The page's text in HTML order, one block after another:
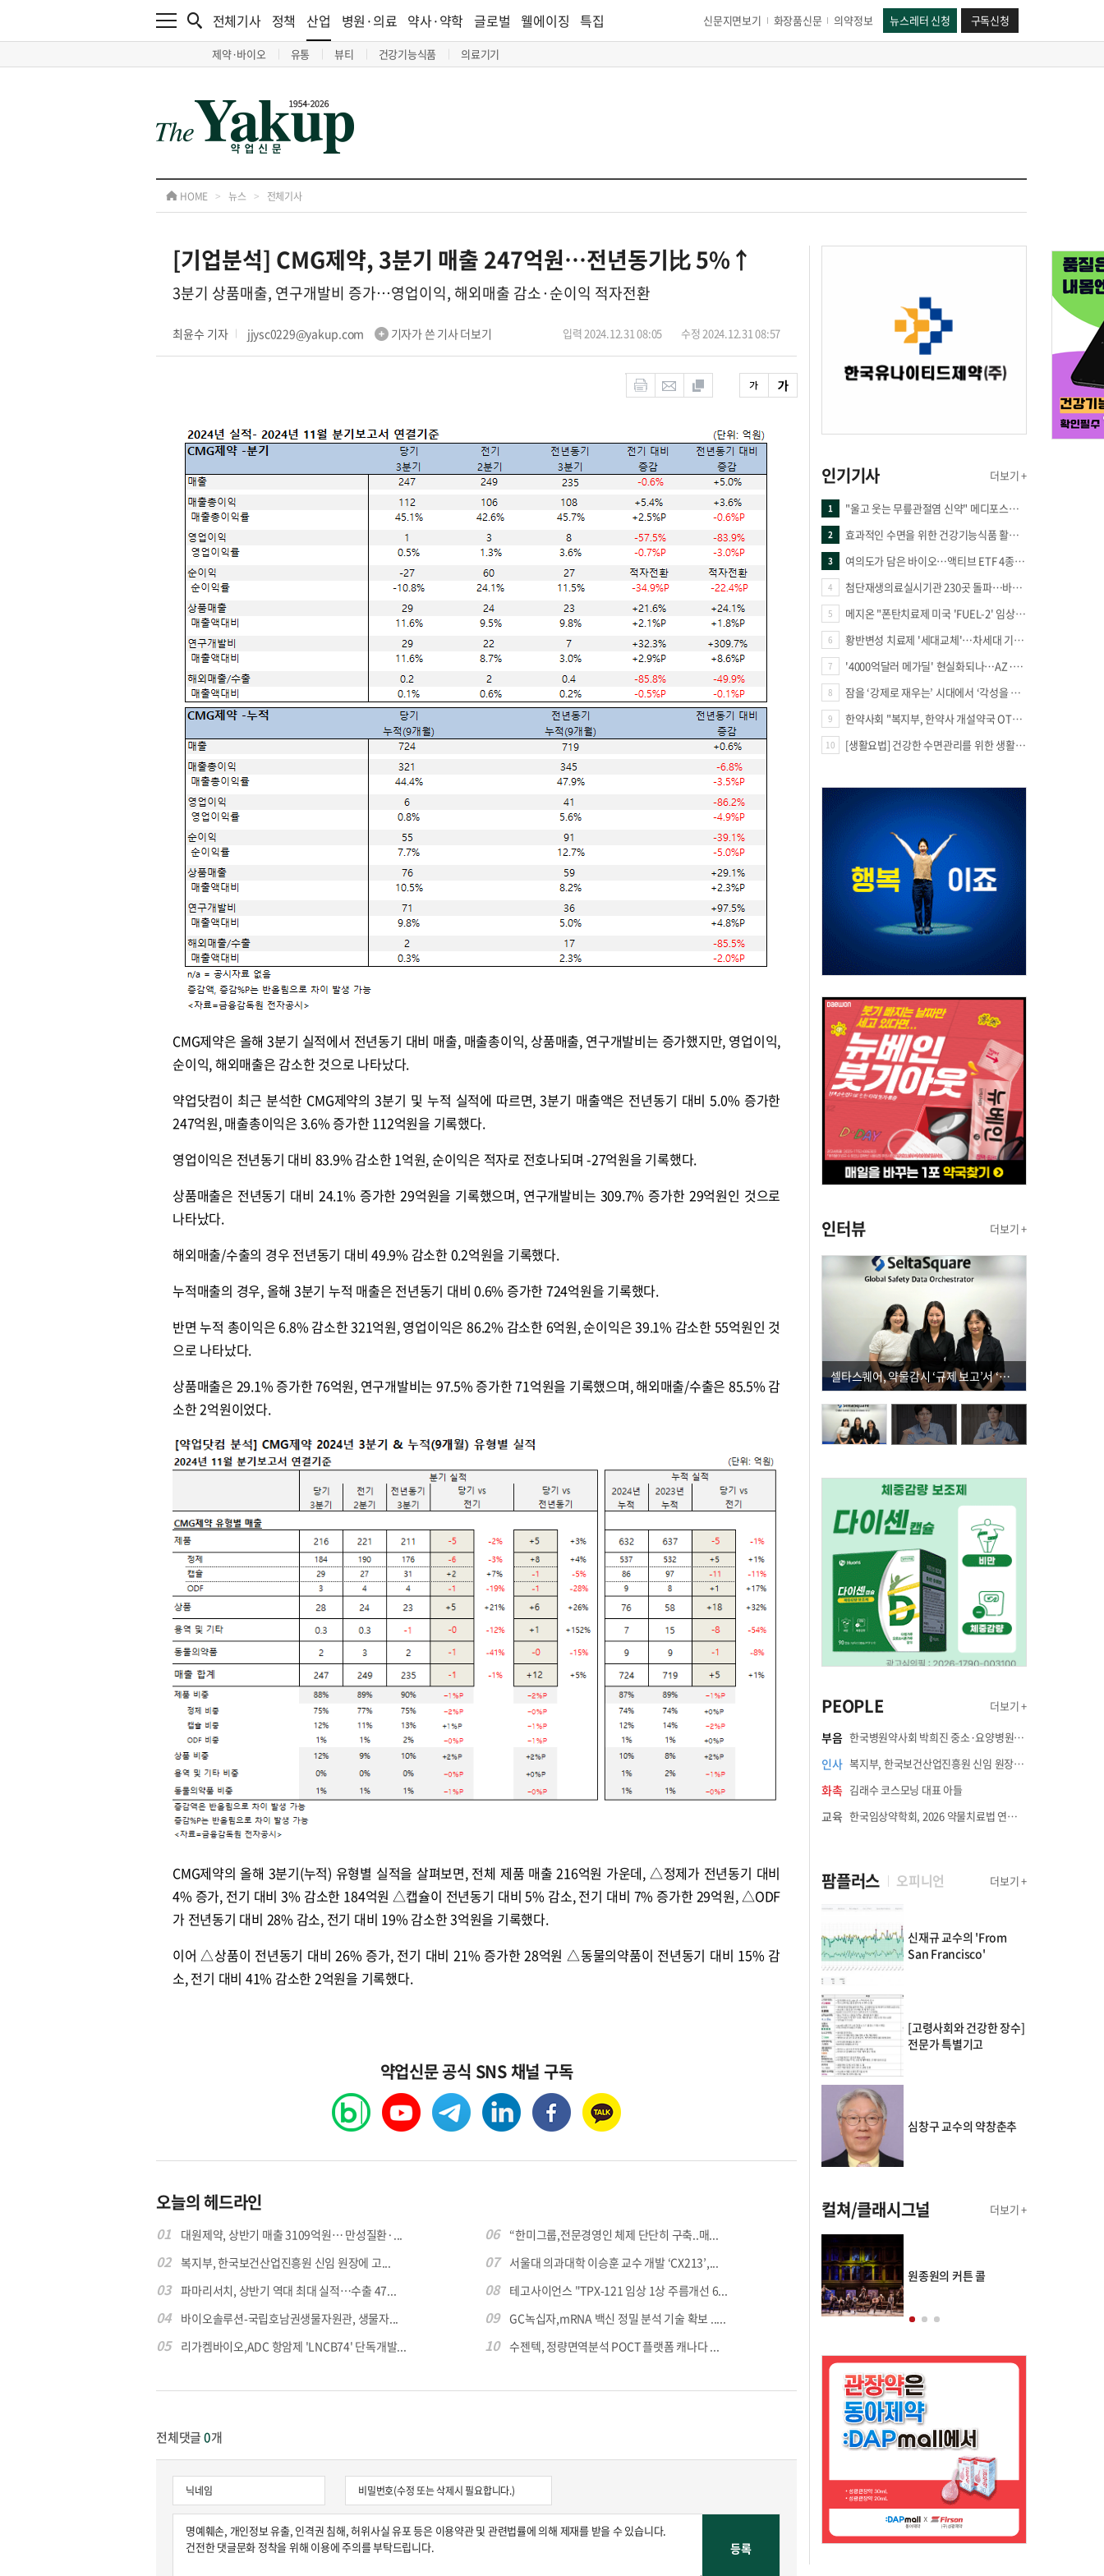
전체기사 정책 산업
제약·바이오 유통 뷰티 건강기능식품 의료기기
병원·의료 약사·약학 글로벌 웰에이징 특집 신문지면보기 화장품신문 의약정보 뉴스레터 신청 구독신청
HOME > 뉴스 > 전체기사
[기업분석] CMG제약, 3분기 매출 247억원…전년동기比 5%↑
3분기 상품매출, 연구개발비 증가…영업이익, 해외매출 감소·순이익 적자전환
최윤수 기자 jjysc0229@yakup.com 기자가 쓴 기사 더보기 입력 2024.12.31 08:05 수정 2024.12.31 08:57
CMG제약은 올해 3분기 실적에서 전년동기 대비 매출, 매출총이익, 상품매출, 연구개발비는 증가했지만, 영업이익,
순이익, 해외매출은 감소한 것으로 나타났다.
약업닷컴이 최근 분석한 CMG제약의 3분기 및 누적 실적에 따르면, 3분기 매출액은 전년동기 대비 5.0% 증가한
247억원, 매출총이익은 3.6% 증가한 112억원을 기록했다.
영업이익은 전년동기 대비 83.9% 감소한 1억원, 순이익은 적자로 전호나되며 -27억원을 기록했다.
상품매출은 전년동기 대비 24.1% 증가한 29억원을 기록했으며, 연구개발비는 309.7% 증가한 29억원인 것으로
나타났다.
해외매출/수출의 경우 전년동기 대비 49.9% 감소한 0.2억원을 기록했다.
누적매출의 경우, 올해 3분기 누적 매출은 전년동기 대비 0.6% 증가한 724억원을 기록했다.
반면 누적 총이익은 6.8% 감소한 321억원, 영업이익은 86.2% 감소한 6억원, 순이익은 39.1% 감소한 55억원인 것
으로 나타났다.
상품매출은 29.1% 증가한 76억원, 연구개발비는 97.5% 증가한 71억원을 기록했으며, 해외매출/수출은 85.5% 감
소한 2억원이었다.
CMG제약의 올해 3분기(누적) 유형별 실적을 살펴보면, 전체 제품 매출 216억원 가운데, △정제가 전년동기 대비
4% 증가, 전기 대비 3% 감소한 184억원 △캡슐이 전년동기 대비 5% 감소, 전기 대비 7% 증가한 29억원, △ODF
가 전년동기 대비 28% 감소, 전기 대비 19% 감소한 3억원을 기록했다.
이어 △상품이 전년동기 대비 26% 증가, 전기 대비 21% 증가한 28억원 △동물의약품이 전년동기 대비 15% 감
소, 전기 대비 41% 감소한 2억원을 기록했다.
약업신문 공식 SNS 채널 구독
오늘의 헤드라인
01 대원제약, 상반기 매출 3109억원… 만성질환·...
02 복지부, 한국보건산업진흥원 신임 원장에 고...
03 파마리서치, 상반기 역대 최대 실적…수출 47...
04 바이오솔루션-국립호남권생물자원관, 생물자...
05 리가켐바이오,ADC 항암제 'LNCB74' 단독개발...
06 “한미그룹,전문경영인 체제 단단히 구축..매...
07 서울대 의과대학 이승훈 교수 개발 ‘CX213’,...
08 테고사이언스 "TPX-121 임상 1상 주름개선 6...
09 GC녹십자,mRNA 백신 정밀 분석 기술 확보 .....
10 수젠텍, 정량면역분석 POCT 플랫폼 캐나다 ...
전체댓글0개
인기기사 더보기 +
1 "울고 웃는 무릎관절염 신약" 메디포스트·강스템·네이처셀 전진, 코오롱티슈진 반전 과제
2 효과적인 수면을 위한 건강기능식품 활용법
3 여의도가 담은 바이오…액티브 ETF 4종의 선택은
4 첨단재생의료실시기관 230곳 돌파…바이오 새 시장 꿈틀
5 메지온 "폰탄치료제 미국 'FUEL-2' 임상 프로토콜 영국 승인"
6 황반변성 치료제 '세대교체'…차세대 기전 경쟁 본격화
7 '4000억달러 메가딜' 현실화되나…AZ·BMS 합병설에 글로벌 제약업계 촉각
8 잠을 ‘강제로 재우는’ 시대에서 ‘각성을 낮추는’ 시대로
9 한약사회 "복지부, 한약사 개설약국 OTC 공급 방해 더는 방관 말아야"
10 [생활요법] 건강한 수면관리를 위한 생활요법
인터뷰 더보기 +
셀타스퀘어, 약물감시 ‘규제 보고’서 ‘데이터 의사결정’으로 "PVX 전환 요구 커진다"
PEOPLE 더보기 +
부음 한국병원약사회 박희진 중소·요양병원이사(충청북도 청주의료원 약제팀장) 부친상
인사 복지부, 한국보건산업진흥원 신임 원장에 고상백 교수 임명
화촉 김래수 코스모닝 대표 아들
교육 한국임상약학회, 2026 약물치료법 연수강좌 8월 21일 개최
팜플러스 오피니언 더보기 +
신재규 교수의 'From
San Francisco'
[고령사회와 건강한 장수]
전문가 특별기고
심창구 교수의 약창춘추
컬쳐/클래시그널 더보기 +
박병준의 클래스토리 원종원의 커튼 콜